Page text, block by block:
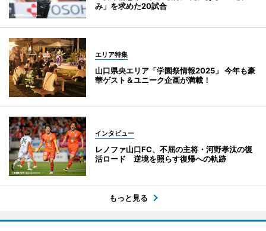
み」を求めた20試合
エリア特集
山口県央エリア「学園祭情報2025」 今年も豪
華ゲスト＆ユニーク企画が満載！
インタビュー
レノファ山口FC、不屈の主将・河野孝汰の復
活ロード 逆境を照らす復帰への軌跡
もっと見る